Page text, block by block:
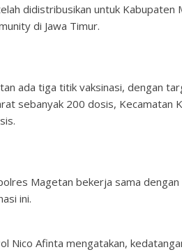
didistribusikan untuk Kabupaten
di Jawa Timur.
ada tiga titik vaksinasi, dengan
sebanyak 200 dosis, Kecamatan
Magetan bekerja sama
ini.
Nico Afinta mengatakan,